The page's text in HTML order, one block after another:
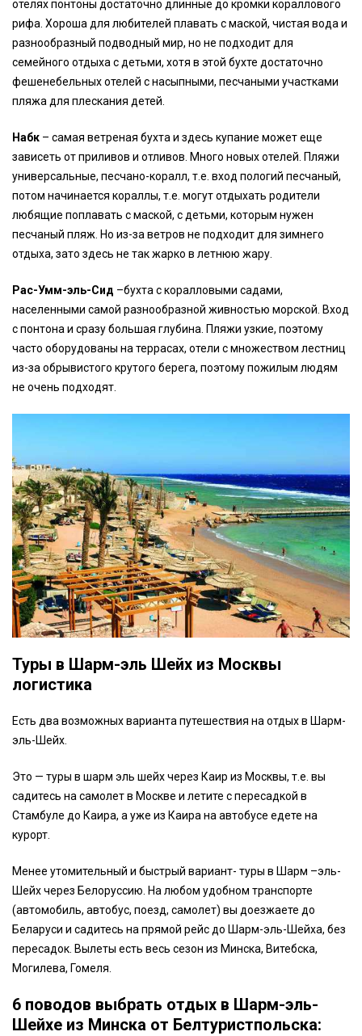
отелях понтоны достаточно длинные до кромки кораллового
рифа. Хороша для любителей плавать с маской, чистая вода и
разнообразный подводный мир, но не подходит для
семейного отдыха с детьми, хотя в этой бухте достаточно
фешенебельных отелей с насыпными, песчаными участками
пляжа для плескания детей.
Набк – самая ветреная бухта и здесь купание может еще
зависеть от приливов и отливов. Много новых отелей. Пляжи
универсальные, песчано-коралл, т.е. вход пологий песчаный,
потом начинается кораллы, т.е. могут отдыхать родители
любящие поплавать с маской, с детьми, которым нужен
песчаный пляж. Но из-за ветров не подходит для зимнего
отдыха, зато здесь не так жарко в летнюю жару.
Рас-Умм-эль-Сид –бухта с коралловыми садами,
населенными самой разнообразной живностью морской. Вход
с понтона и сразу большая глубина. Пляжи узкие, поэтому
часто оборудованы на террасах, отели с множеством лестниц
из-за обрывистого крутого берега, поэтому пожилым людям
не очень подходят.
Туры в Шарм-эль Шейх из Москвы
логистика
Есть два возможных варианта путешествия на отдых в Шарм-
эль-Шейх.
Это — туры в шарм эль шейх через Каир из Москвы, т.е. вы
садитесь на самолет в Москве и летите с пересадкой в
Стамбуле до Каира, а уже из Каира на автобусе едете на
курорт.
Менее утомительный и быстрый вариант- туры в Шарм –эль-
Шейх через Белоруссию. На любом удобном транспорте
(автомобиль, автобус, поезд, самолет) вы доезжаете до
Беларуси и садитесь на прямой рейс до Шарм-эль-Шейха, без
пересадок. Вылеты есть весь сезон из Минска, Витебска,
Могилева, Гомеля.
6 поводов выбрать отдых в Шарм-эль-
Шейхе из Минска от Белтуристпольска: